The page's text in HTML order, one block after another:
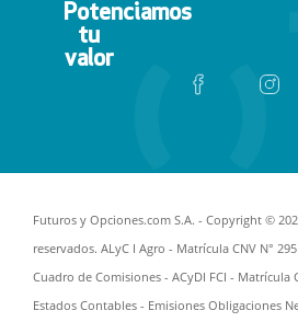
Potenciamos
tu
valor
Futuros y Opciones.com S.A. - Copyright ©
reservados. ALyC I Agro - Matrícula CNV N°
Cuadro de Comisiones - ACyDI FCI - Matrícula
Estados Contables - Emisiones Obligaciones